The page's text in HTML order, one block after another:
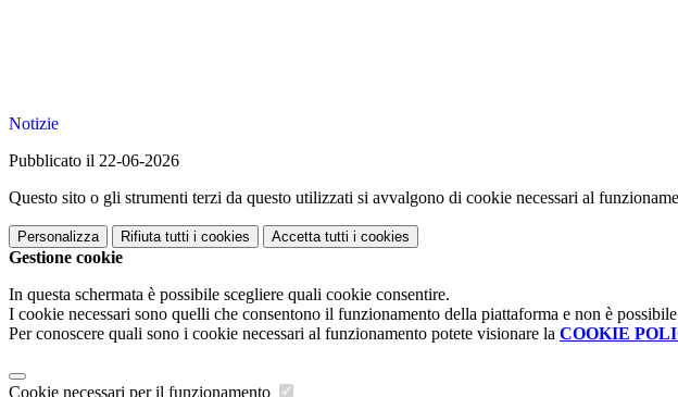
Notizie
Pubblicato il 22-06-2026
Questo sito o gli strumenti terzi da questo utilizzati si avvalgono di cookie necessari al
Personalizza Rifiuta tutti i cookies Accetta tutti i cookies
Gestione cookie
In questa schermata è possibile scegliere quali cookie consentire.
I cookie necessari sono quelli che consentono il funzionamento della piattaforma e non è
Per conoscere quali sono i cookie necessari al funzionamento potete visionare la COOKIE
Cookie necessari per il funzionamento